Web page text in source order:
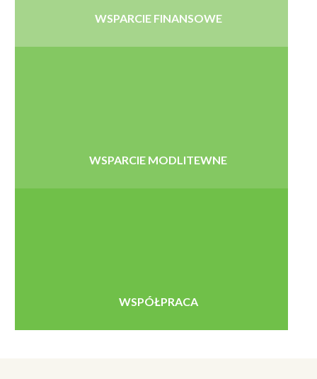
WSPARCIE FINANSOWE
WSPARCIE MODLITEWNE
WSPÓŁPRACA